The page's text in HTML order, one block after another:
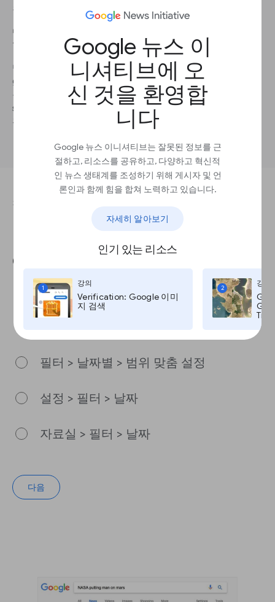
Google 뉴스 이
니셔티브에 오
신 것을 환영합
니다
Google 뉴스 이니셔티브는 잘못된 정보를 근
절하고, 리소스를 공유하고, 다양하고 혁신적
인 뉴스 생태계를 조성하기 위해 게시자 및 언
론인과 함께 힘을 합쳐 노력하고 있습니다.
자세히 알아보기
인기 있는 리소스
1
강의
Verification: Google 이미
지 검색
2
강의
츠 링크는 지원하지 않습니다.
단계 1
1995년 이전의 기사를 찾으려면 스캔된 신문 기사를 검색해보세요.
단계 2
google.com으로 접속한 뒤 site:google.com/newspapers와 함께
원하는 검색어를 입력해주세요. 예를 들어,
site:google.com/newspapers “NASA 인류 화성 탐사”. 해당 주제에
관하여 스캔된 기사가 표시됩니다.
강의를 완료하려면 이 질문에 답하세요.
날짜 범위를 맞춤 설정하여
Google News 검색어를 생성하는
올바른 단계는?
필터 > 날짜별 > 범위 맞춤 설정
설정 > 필터 > 날짜
자료실 > 필터 > 날짜
다음